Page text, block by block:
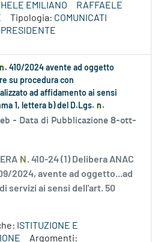
EMILIANO
RAFFAELE
Tipologia: COMUNICATI
n . 410/2024 avente ad oggetto
su procedura con
ad affidamento ai sensi
1, lettera b) del D.Lgs. n .
- Data di Pubblicazione 8-ott-
N . 410-24 (1) Delibera ANAC
09/2024, avente ad oggetto...ad
servizi ai sensi dell'art. 50
ISTITUZIONE E
Argomenti: